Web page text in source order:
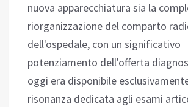
nuova apparecchiatura sia la
riorganizzazione del comparto
dell'ospedale, con un significativo
potenziamento dell'offerta
oggi era disponibile
risonanza dedicata agli esami